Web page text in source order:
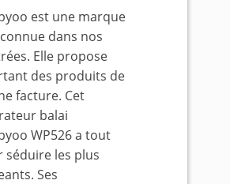
est une marque
dans nos
Elle propose
des produits de
facture. Cet
balai
WP526 a tout
séduire les plus
Ses